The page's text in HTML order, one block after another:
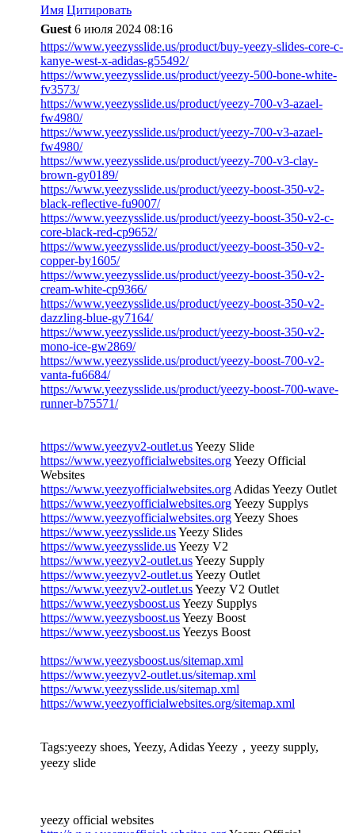
Имя Цитировать
Guest 6 июля 2024 08:16
https://www.yeezysslide.us/product/buy-yeezy-slides-core-c-
kanye-west-x-adidas-g55492/
https://www.yeezysslide.us/product/yeezy-500-bone-white-
fv3573/
https://www.yeezysslide.us/product/yeezy-700-v3-azael-
fw4980/
https://www.yeezysslide.us/product/yeezy-700-v3-azael-
fw4980/
https://www.yeezysslide.us/product/yeezy-700-v3-clay-
brown-gy0189/
https://www.yeezysslide.us/product/yeezy-boost-350-v2-
black-reflective-fu9007/
https://www.yeezysslide.us/product/yeezy-boost-350-v2-c-
core-black-red-cp9652/
https://www.yeezysslide.us/product/yeezy-boost-350-v2-
copper-by1605/
https://www.yeezysslide.us/product/yeezy-boost-350-v2-
cream-white-cp9366/
https://www.yeezysslide.us/product/yeezy-boost-350-v2-
dazzling-blue-gy7164/
https://www.yeezysslide.us/product/yeezy-boost-350-v2-
mono-ice-gw2869/
https://www.yeezysslide.us/product/yeezy-boost-700-v2-
vanta-fu6684/
https://www.yeezysslide.us/product/yeezy-boost-700-wave-
runner-b75571/
https://www.yeezyv2-outlet.usYeezy Slide
https://www.yeezyofficialwebsites.orgYeezy Official
Websites
https://www.yeezyofficialwebsites.org Adidas Yeezy Outlet
https://www.yeezyofficialwebsites.orgYeezy Supplys
https://www.yeezyofficialwebsites.orgYeezy Shoes
https://www.yeezysslide.usYeezy Slides
https://www.yeezysslide.usYeezy V2
https://www.yeezyv2-outlet.usYeezy Supply
https://www.yeezyv2-outlet.usYeezy Outlet
https://www.yeezyv2-outlet.usYeezy V2 Outlet
https://www.yeezysboost.usYeezy Supplys
https://www.yeezysboost.usYeezy Boost
https://www.yeezysboost.usYeezys Boost
https://www.yeezysboost.us/sitemap.xml
https://www.yeezyv2-outlet.us/sitemap.xml
https://www.yeezysslide.us/sitemap.xml
https://www.yeezyofficialwebsites.org/sitemap.xml
Tags:yeezy shoes, Yeezy, Adidas Yeezy，yeezy supply,
yeezy slide
yeezy official websites